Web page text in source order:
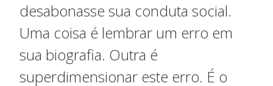
desabonasse sua conduta social.
Uma coisa é lembrar um erro em
sua biografia. Outra é
superdimensionar este erro. É o